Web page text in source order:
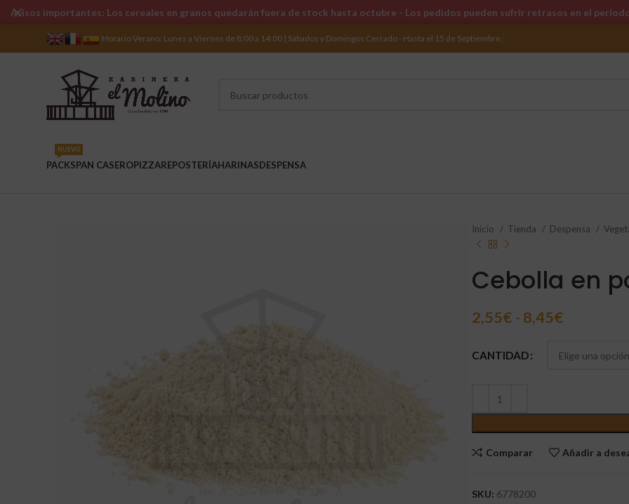
Horario Verano: Lunes a Viernes de 8:00 a 14:00 | Sábados y Domingos Cerrado - Hasta el 15 de Septiembre.
PACKS
NUEVO
PAN CASEROPIZZAREPOSTERÍAHARINASDESPENSA
Inicio Tienda Despensa
Cebolla en
2,55€ - 8,45€
CANTIDAD
Comparar Añadir a
SKU: 6778200
Avisos importantes: Los cereales en granos quedarán fuera de stock hasta octubre - Los pedidos pueden sufrir retrasos en el